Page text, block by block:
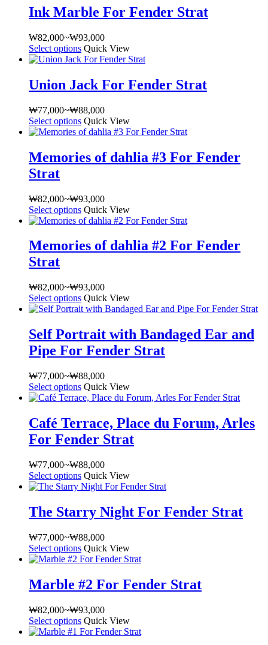
할
수
있
습
니
서
옵
션
을
선
할
수
있
습
니
품
이
지
에
서
옵
션
을
선
할
수
니
다
품
있
습
니
다.
상
품
페
이
에
서
을
선
할
수
니
다
₩82,000~₩93,000
품
션
이
이
품
있
습
니
상
이
지
에
옵
선
택
할
있
습
다
Ink Marble For Fender Strat
₩82,000~₩93,000가
격
범
₩82,000~₩93,000
Select options 여
러
품
션
이
이
품
습
니
다.
품
지
에
서
션
을
택
할
수
습
니
Quick View
Union Jack For Fender Strat
₩77,000~₩88,000가
격
범
₩77,000~₩88,000
Select options 여
러
품
이
이
상
에
니
다.
상
페
이
지
에
서
옵
을
선
택
할
수
있
니
Quick View
Memories of dahlia #3 For Fender
Strat
₩82,000~₩93,000가
격
범
₩82,000~₩93,000
Select options 여
러
품
이
이
상
에
있
습
니
다.
상
페
이
지
에
서
옵
을
택
할
수
습
다
Quick View
Memories of dahlia #2 For Fender
Strat
₩82,000~₩93,000가
격
범
₩82,000~₩93,000
Select options 여
러
품
옵
션
이
이
상
에
있
습
니
다.
상
페
지
에
서
션
선
택
할
Quick View
Self Portrait with Bandaged Ear and
Pipe For Fender Strat
₩77,000~₩88,000가
격
범
₩77,000~₩88,000
Select options 여
러
품
옵
션
이
이
상
에
습
니
다.
품
이
지
에
Quick View
Café Terrace, Place du Forum, Arles
For Fender Strat
₩77,000~₩88,000가
격
범
₩77,000~₩88,000
Select options 여
러
품
션
이
이
품
있
습
니
Quick View
The Starry Night For Fender Strat
₩77,000~₩88,000가
격
범
₩77,000~₩88,000
Select options 여
러
품
션
이
이
Quick View
Marble #2 For Fender Strat
₩82,000~₩93,000가
격
범
Select options 여
러
Quick View